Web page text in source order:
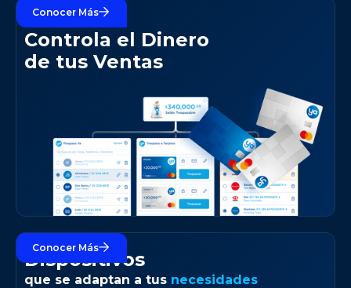
+ Flujo
Controla el Dinero
de tus Ventas
Conocer Más
Dispositivos
que se adaptan a tus necesidades
Conocer Más